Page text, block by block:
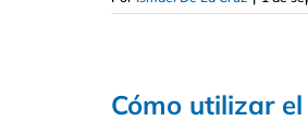
Cómo utilizar